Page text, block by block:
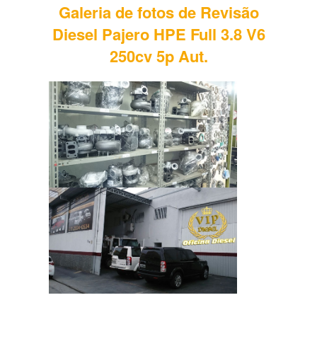
Galeria de fotos de Revisão
Diesel Pajero HPE Full 3.8 V6
250cv 5p Aut.